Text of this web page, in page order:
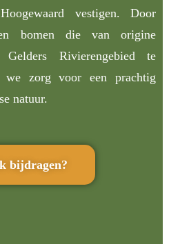
vestigen. Door
bomen die van origine
Rivierengebied te
we zorg voor een prachtig
natuur.
bijdragen?